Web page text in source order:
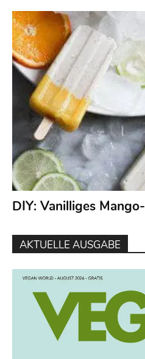
DIY: Vanilliges
AKTUELLE AUSGABE